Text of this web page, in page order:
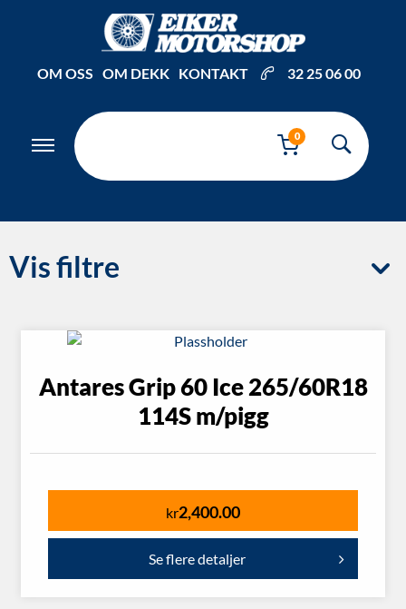
OM OSS OM DEKK KONTAKT 32 25 06 00
0
Vis filtre
Antares Grip 60 Ice 265/60R18
114S m/pigg
kr2,400.00
Se flere detaljer